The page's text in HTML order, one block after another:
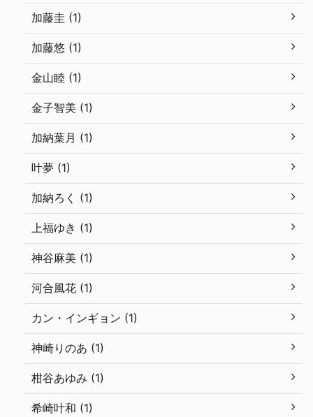
加藤圭 (1)
加藤悠 (1)
金山睦 (1)
金子智美 (1)
加納葉月 (1)
叶夢 (1)
加納ろく (1)
上福ゆき (1)
神谷麻美 (1)
河合風花 (1)
カン・インギョン (1)
神崎りのあ (1)
柑谷あゆみ (1)
希崎叶和 (1)